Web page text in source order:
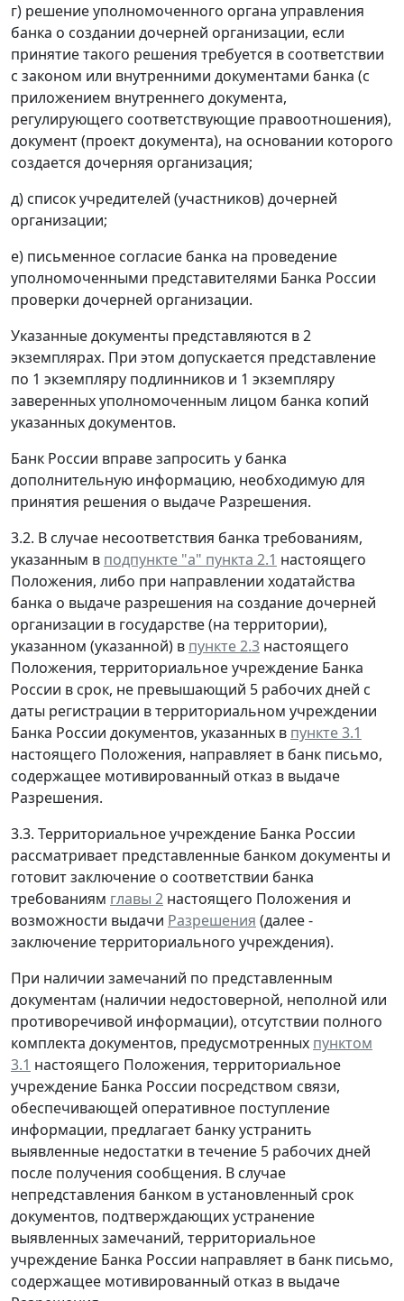
г) решение уполномоченного органа управления
банка о создании дочерней организации, если
принятие такого решения требуется в соответствии
с законом или внутренними документами банка (с
приложением внутреннего документа,
регулирующего соответствующие правоотношения),
документ (проект документа), на основании которого
создается дочерняя организация;
д) список учредителей (участников) дочерней
организации;
е) письменное согласие банка на проведение
уполномоченными представителями Банка России
проверки дочерней организации.
Указанные документы представляются в 2
экземплярах. При этом допускается представление
по 1 экземпляру подлинников и 1 экземпляру
заверенных уполномоченным лицом банка копий
указанных документов.
Банк России вправе запросить у банка
дополнительную информацию, необходимую для
принятия решения о выдаче Разрешения.
3.2. В случае несоответствия банка требованиям,
указанным в подпункте "а" пункта 2.1 настоящего
Положения, либо при направлении ходатайства
банка о выдаче разрешения на создание дочерней
организации в государстве (на территории),
указанном (указанной) в пункте 2.3 настоящего
Положения, территориальное учреждение Банка
России в срок, не превышающий 5 рабочих дней с
даты регистрации в территориальном учреждении
Банка России документов, указанных в пункте 3.1
настоящего Положения, направляет в банк письмо,
содержащее мотивированный отказ в выдаче
Разрешения.
3.3. Территориальное учреждение Банка России
рассматривает представленные банком документы и
готовит заключение о соответствии банка
требованиям главы 2 настоящего Положения и
возможности выдачи Разрешения (далее -
заключение территориального учреждения).
При наличии замечаний по представленным
документам (наличии недостоверной, неполной или
противоречивой информации), отсутствии полного
комплекта документов, предусмотренных пунктом
3.1 настоящего Положения, территориальное
учреждение Банка России посредством связи,
обеспечивающей оперативное поступление
информации, предлагает банку устранить
выявленные недостатки в течение 5 рабочих дней
после получения сообщения. В случае
непредставления банком в установленный срок
документов, подтверждающих устранение
выявленных замечаний, территориальное
учреждение Банка России направляет в банк письмо,
содержащее мотивированный отказ в выдаче